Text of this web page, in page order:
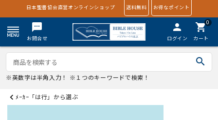
日本聖書協会直営オンラインショップ 送料無料 お得なポイント
textsms
お問合せ
person
ログイン
0
shopping_cart
カート
search
※英数字は半角入力！ ※１つのキーワードで検索！
ﾒｰｶｰ「は行」から選ぶ